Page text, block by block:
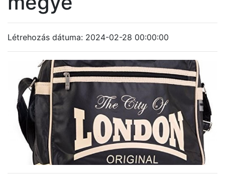
Létrehozás dátuma: 2024-02-28 00:00:00